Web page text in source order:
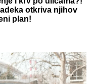
otkriva njihov
plan!